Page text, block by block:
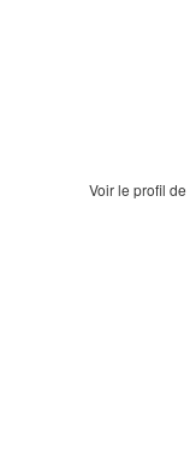
Voir le profil de